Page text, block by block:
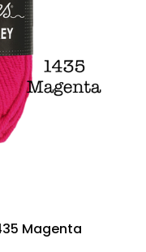
Magenta